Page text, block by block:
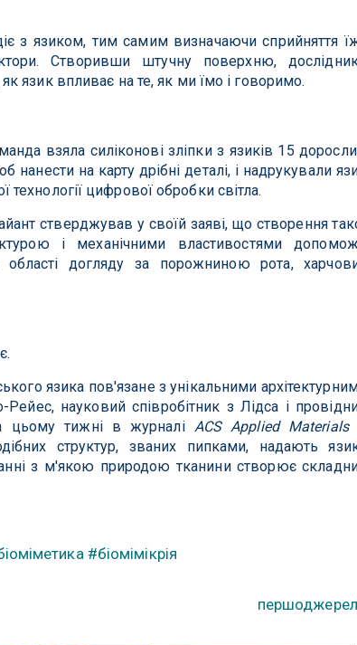
з язиком, тим самим визначаючи сприйняття
Створивши штучну поверхню,
язик впливає на те, як ми їмо і говоримо.
взяла силіконові зліпки з язиків 15
нанести на карту дрібні деталі, і надрукували
цифрової обробки світла.
стверджував у своїй заяві, що створення
і механічними властивостями
догляду за порожниною рота,
язика пов'язане з унікальними
науковий співробітник з Лідса і
цьому тижні в журналі ACS Applied Materials
структур, званих пипками, надають
з м'якою природою тканини створює
#біомімікрія